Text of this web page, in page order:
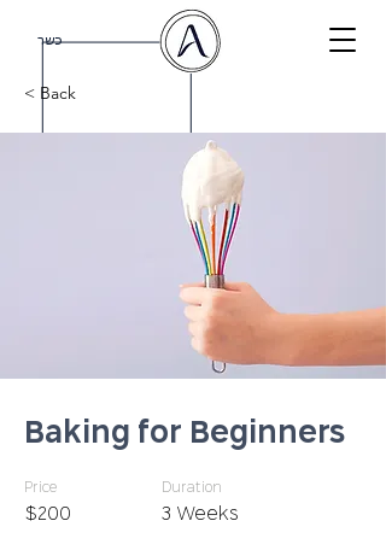
כשר
< Back
Baking for Beginners
Price
$200
Duration
3 Weeks